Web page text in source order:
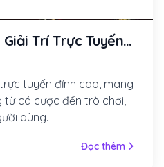
Trí Trực Tuyến
Lỡ!
tuyến đỉnh cao, mang
từ cá cược đến trò chơi,
dùng.
Đọc thêm